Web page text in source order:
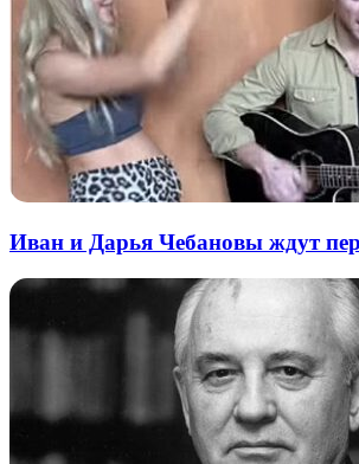
Иван и Дарья Чебановы ждут